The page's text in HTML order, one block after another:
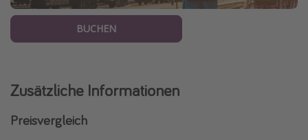
BUCHEN
Zusätzliche Informationen
Preisvergleich